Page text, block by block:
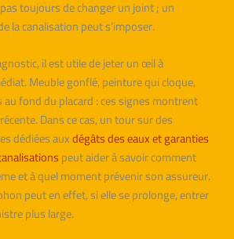
toujours de changer un joint ; un
la canalisation peut s’imposer.
il est utile de jeter un œil à
Meuble gonflé, peinture qui cloque,
fond du placard : ces signes montrent
Dans ce cas, un tour sur des
dédiées auxdégâts des eaux et garanties
peut aider à savoir comment
et à quel moment prévenir son assureur.
peut en effet, si elle se prolonge, entrer
plus large.